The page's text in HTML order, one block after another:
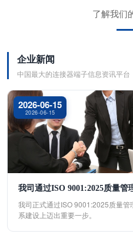
了解我们
企业新闻
中国最大的连接器端子信息资讯平台
2026-06-15
2026-06-15
我司通过ISO 9001:2025质量管
我司正式通过ISO 9001:2025质量
系建设上迈出重要一步。